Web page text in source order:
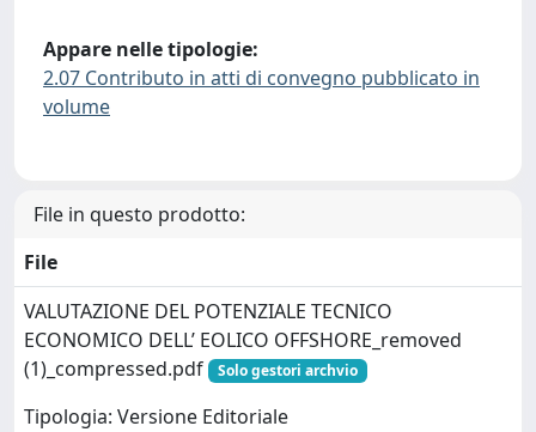
Appare nelle tipologie:
2.07 Contributo in atti di convegno pubblicato in
volume
File in questo prodotto:
File
VALUTAZIONE DEL POTENZIALE TECNICO
ECONOMICO DELL’ EOLICO OFFSHORE_removed
(1)_compressed.pdf
Solo gestori archvio
Tipologia: Versione Editoriale